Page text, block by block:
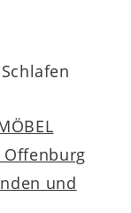
Schlafen
Offenburg
und